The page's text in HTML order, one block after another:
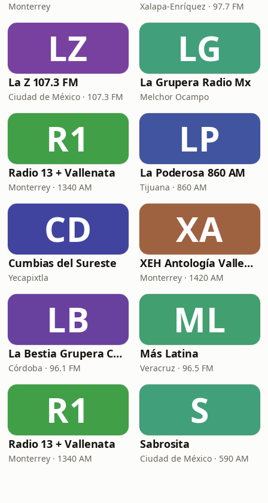
Monterrey Xalapa-Enríquez · 97.7 FM
LZ
La Z 107.3 FM
Ciudad de México · 107.3 FM
LG
La Grupera Radio Mx
Melchor Ocampo
R1
Radio 13 + Vallenata
Monterrey · 1340 AM
LP
La Poderosa 860 AM
Tijuana · 860 AM
CD
Cumbias del Sureste
Yecapixtla
XA
XEH Antología Vallenata
Monterrey · 1420 AM
LB
La Bestia Grupera Córdoba
Córdoba · 96.1 FM
ML
Más Latina
Veracruz · 96.5 FM
R1
Radio 13 + Vallenata
Monterrey · 1340 AM
S
Sabrosita
Ciudad de México · 590 AM